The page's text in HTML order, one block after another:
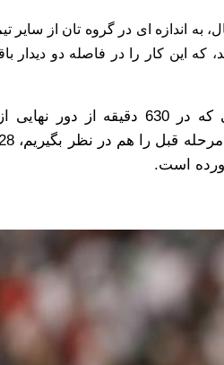
رساند و در عین حال، به اندازه ای در گروه تان از
که این کار را در فاصله دو دیدار
این شرایط ایران در راه رسیدن به روسیه است. این تیمی که در 630